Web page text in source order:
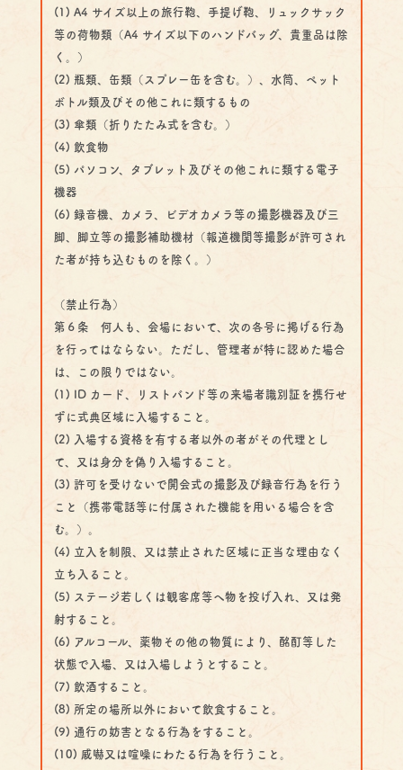
(1) A4 サイズ以上の旅行鞄、手提げ鞄、リュックサック
等の荷物類（A4 サイズ以下のハンドバッグ、貴重品は除
く。）
(2) 瓶類、缶類（スプレー缶を含む。）、水筒、ペット
ボトル類及びその他これに類するもの
(3) 傘類（折りたたみ式を含む。）
(4) 飲食物
(5) パソコン、タブレット及びその他これに類する電子
機器
(6) 録音機、カメラ、ビデオカメラ等の撮影機器及び三
脚、脚立等の撮影補助機材（報道機関等撮影が許可され
た者が持ち込むものを除く。）
（禁止行為）
第６条 何人も、会場において、次の各号に掲げる行為
を行ってはならない。ただし、管理者が特に認めた場合
は、この限りではない。
(1) ID カード、リストバンド等の来場者識別証を携行せ
ずに式典区域に入場すること。
(2) 入場する資格を有する者以外の者がその代理とし
て、又は身分を偽り入場すること。
(3) 許可を受けないで開会式の撮影及び録音行為を行う
こと（携帯電話等に付属された機能を用いる場合を含
む。）。
(4) 立入を制限、又は禁止された区域に正当な理由なく
立ち入ること。
(5) ステージ若しくは観客席等へ物を投げ入れ、又は発
射すること。
(6) アルコール、薬物その他の物質により、酩酊等した
状態で入場、又は入場しようとすること。
(7) 飲酒すること。
(8) 所定の場所以外において飲食すること。
(9) 通行の妨害となる行為をすること。
(10) 威嚇又は喧噪にわたる行為を行うこと。